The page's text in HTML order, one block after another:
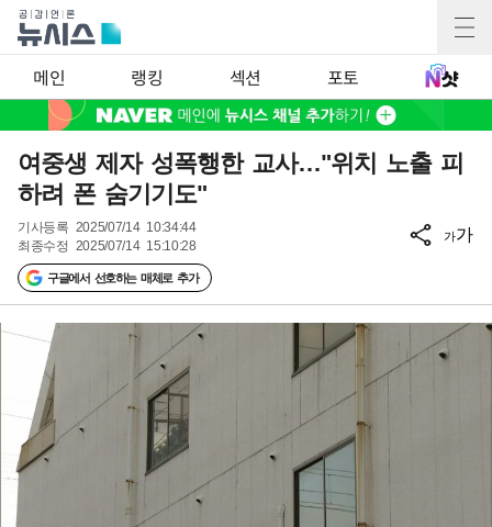
메인 랭킹 섹션 포토
여중생 제자 성폭행한 교사…"위치 노출 피
하려 폰 숨기기도"
기사등록 2025/07/14 10:34:44
최종수정 2025/07/14 15:10:28
구글에서 선호하는 매체로 추가
가가